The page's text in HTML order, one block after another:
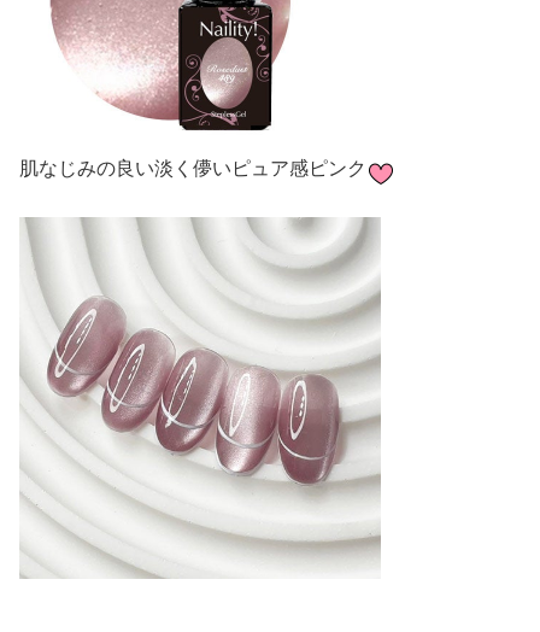
肌なじみの良い淡く儚いピュア感ピンク